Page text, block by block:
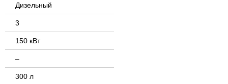
Дизельный
3
150 кВт
–
300 л